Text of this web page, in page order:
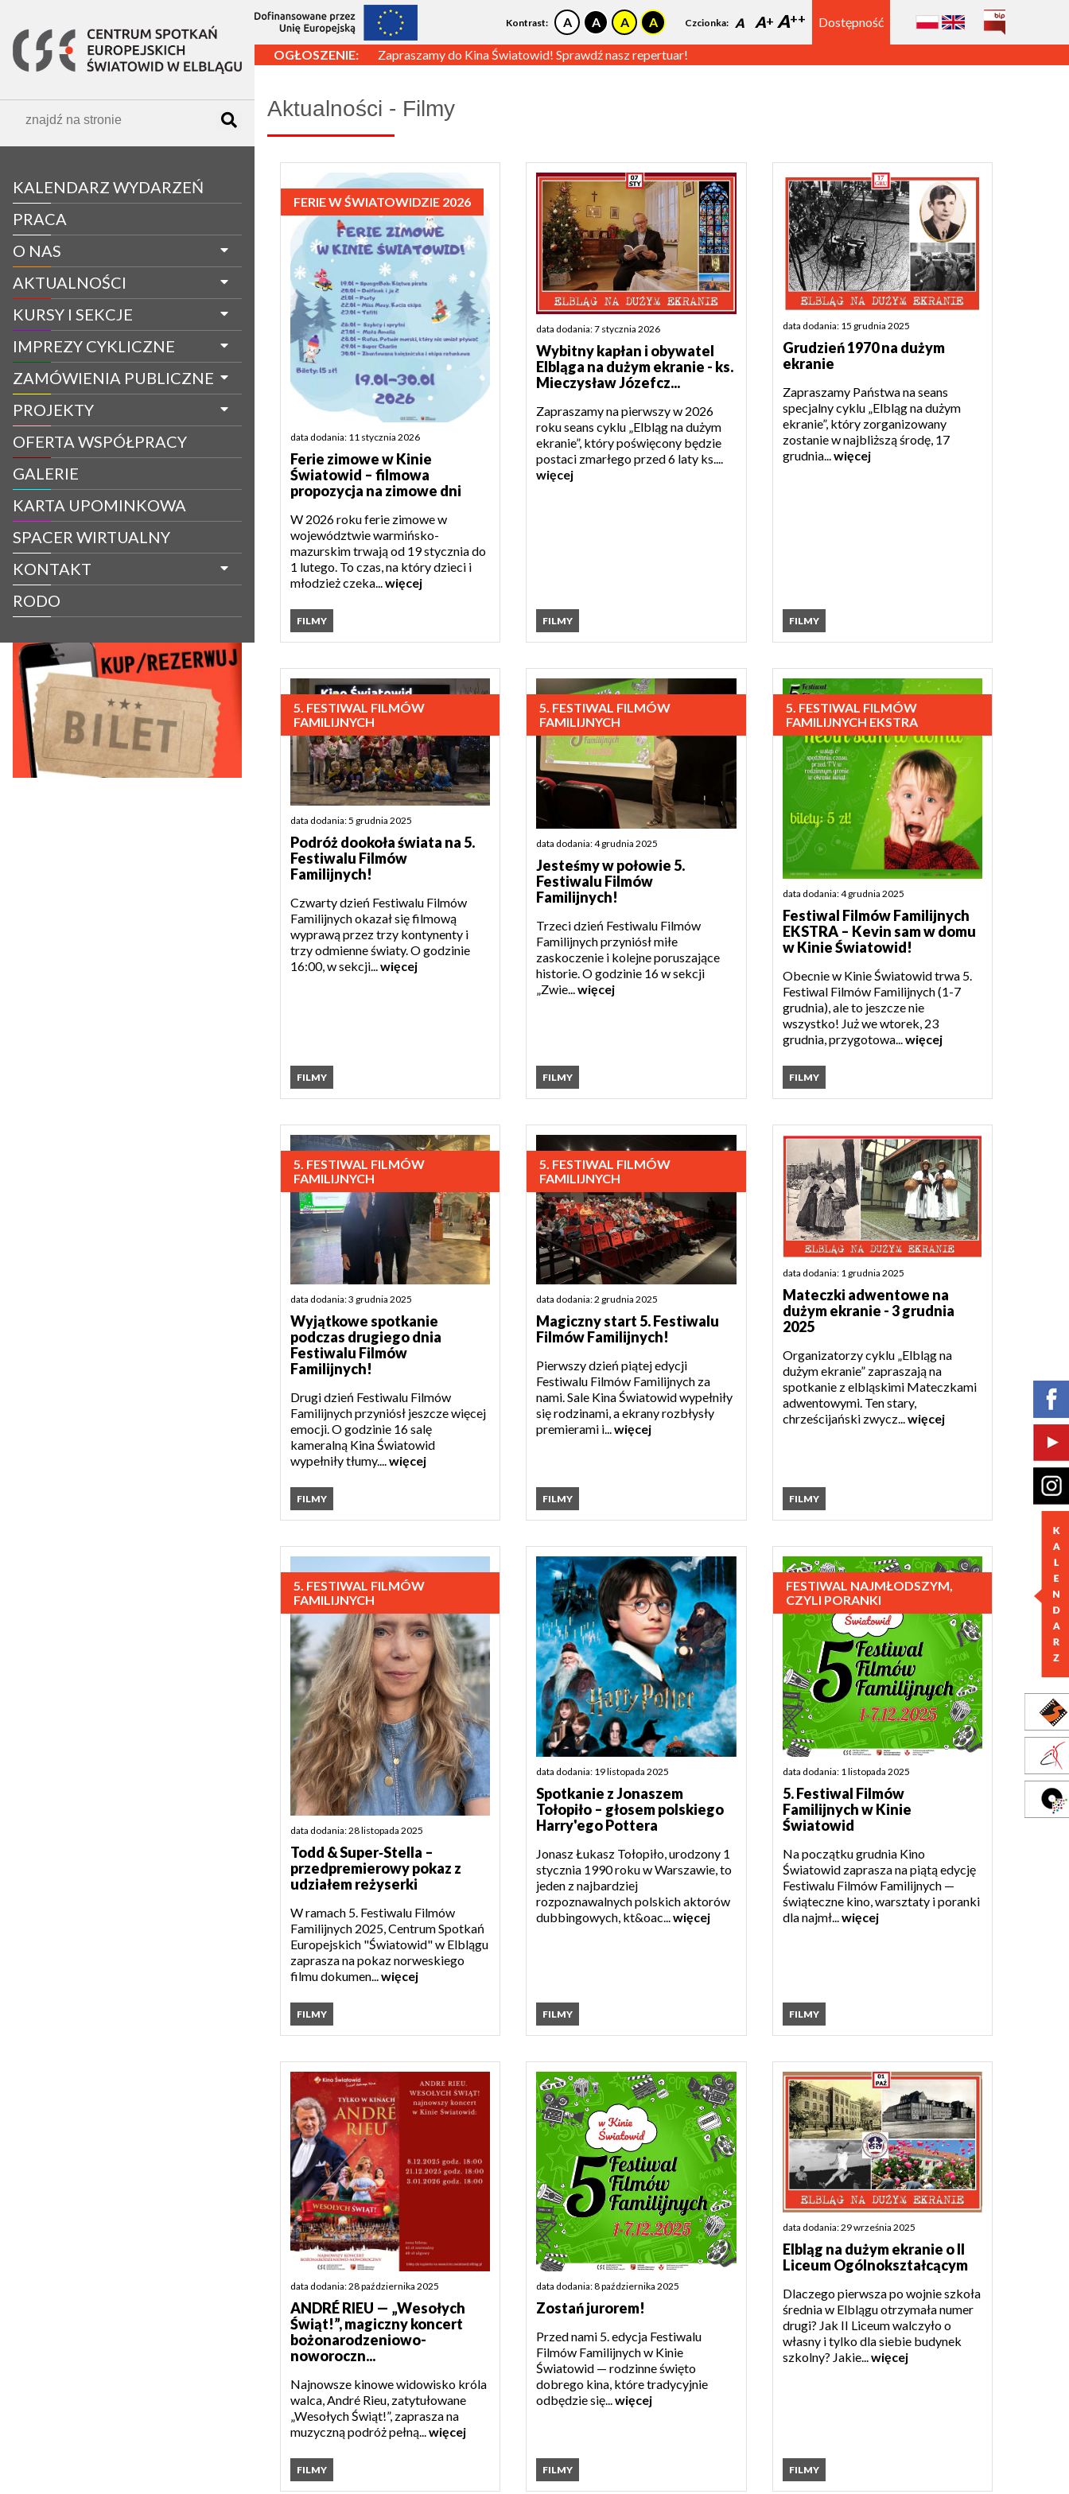
KALENDARZ WYDARZEŃ
PRACA
O NAS
AKTUALNOŚCI
KURSY I SEKCJE
IMPREZY CYKLICZNE
ZAMÓWIENIA PUBLICZNE
PROJEKTY
OFERTA WSPÓŁPRACY
GALERIE
KARTA UPOMINKOWA
SPACER WIRTUALNY
KONTAKT
RODO
Kontrast: Czcionka: A A A Dostępność
OGŁOSZENIE: Zapraszamy do Kina Światowid! Sprawdź nasz repertuar!
Aktualności - Filmy
FERIE W ŚWIATOWIDZIE 2026
data dodania: 11 stycznia 2026
Ferie zimowe w Kinie
Światowid – filmowa
propozycja na zimowe dni
W 2026 roku ferie zimowe w
województwie warmińsko-
mazurskim trwają od 19 stycznia do
1 lutego. To czas, na który dzieci i
młodzież czeka...więcej
FILMY
data dodania: 7 stycznia 2026
Wybitny kapłan i obywatel
Elbląga na dużym ekranie - ks.
Mieczysław Józefcz...
Zapraszamy na pierwszy w 2026
roku seans cyklu „Elbląg na dużym
ekranie”, który poświęcony będzie
postaci zmarłego przed 6 laty ks....
więcej
FILMY
data dodania: 15 grudnia 2025
Grudzień 1970 na dużym
ekranie
Zapraszamy Państwa na seans
specjalny cyklu „Elbląg na dużym
ekranie”, który zorganizowany
zostanie w najbliższą środę, 17
grudnia...więcej
FILMY
5. FESTIWAL FILMÓW
FAMILIJNYCH
data dodania: 5 grudnia 2025
Podróż dookoła świata na 5.
Festiwalu Filmów
Familijnych!
Czwarty dzień Festiwalu Filmów
Familijnych okazał się filmową
wyprawą przez trzy kontynenty i
trzy odmienne światy. O godzinie
16:00, w sekcji...więcej
FILMY
5. FESTIWAL FILMÓW
FAMILIJNYCH
data dodania: 4 grudnia 2025
Jesteśmy w połowie 5.
Festiwalu Filmów
Familijnych!
Trzeci dzień Festiwalu Filmów
Familijnych przyniósł miłe
zaskoczenie i kolejne poruszające
historie. O godzinie 16 w sekcji
„Zwie...więcej
FILMY
5. FESTIWAL FILMÓW
FAMILIJNYCH EKSTRA
data dodania: 4 grudnia 2025
Festiwal Filmów Familijnych
EKSTRA – Kevin sam w domu
w Kinie Światowid!
Obecnie w Kinie Światowid trwa 5.
Festiwal Filmów Familijnych (1-7
grudnia), ale to jeszcze nie
wszystko! Już we wtorek, 23
grudnia, przygotowa... więcej
FILMY
5. FESTIWAL FILMÓW
FAMILIJNYCH
data dodania: 3 grudnia 2025
Wyjątkowe spotkanie
podczas drugiego dnia
Festiwalu Filmów
Familijnych!
Drugi dzień Festiwalu Filmów
Familijnych przyniósł jeszcze więcej
emocji. O godzinie 16 salę
kameralną Kina Światowid
wypełniły tłumy....więcej
FILMY
5. FESTIWAL FILMÓW
FAMILIJNYCH
data dodania: 2 grudnia 2025
Magiczny start 5. Festiwalu
Filmów Familijnych!
Pierwszy dzień piątej edycji
Festiwalu Filmów Familijnych za
nami. Sale Kina Światowid wypełniły
się rodzinami, a ekrany rozbłysły
premierami i...więcej
FILMY
data dodania: 1 grudnia 2025
Mateczki adwentowe na
dużym ekranie - 3 grudnia
2025
Organizatorzy cyklu „Elbląg na
dużym ekranie” zapraszają na
spotkanie z elbląskimi Mateczkami
adwentowymi. Ten stary,
chrześcijański zwycz...więcej
FILMY
5. FESTIWAL FILMÓW
FAMILIJNYCH
data dodania: 28 listopada 2025
Todd & Super‑Stella –
przedpremierowy pokaz z
udziałem reżyserki
W ramach 5. Festiwalu Filmów
Familijnych 2025, Centrum Spotkań
Europejskich "Światowid" w Elblągu
zaprasza na pokaz norweskiego
filmu dokumen... więcej
FILMY
data dodania: 19 listopada 2025
Spotkanie z Jonaszem
Tołopiło – głosem polskiego
Harry'ego Pottera
Jonasz Łukasz Tołopiło, urodzony 1
stycznia 1990 roku w Warszawie, to
jeden z najbardziej
rozpoznawalnych polskich aktorów
dubbingowych, kt&oac...więcej
FILMY
FESTIWAL NAJMŁODSZYM,
CZYLI PORANKI
data dodania: 1 listopada 2025
5. Festiwal Filmów
Familijnych w Kinie
Światowid
Na początku grudnia Kino
Światowid zaprasza na piątą edycję
Festiwalu Filmów Familijnych —
świąteczne kino, warsztaty i poranki
dla najmł... więcej
FILMY
data dodania: 28 października 2025
ANDRÉ RIEU — „Wesołych
Świąt!”, magiczny koncert
bożonarodzeniowo-
noworoczn...
Najnowsze kinowe widowisko króla
walca, André Rieu, zatytułowane
„Wesołych Świąt!”, zaprasza na
muzyczną podróż pełną...więcej
FILMY
data dodania: 8 października 2025
Zostań jurorem!
Przed nami 5. edycja Festiwalu
Filmów Familijnych w Kinie
Światowid — rodzinne święto
dobrego kina, które tradycyjnie
odbędzie się...więcej
FILMY
data dodania: 29 września 2025
Elbląg na dużym ekranie o II
Liceum Ogólnokształcącym
Dlaczego pierwsza po wojnie szkoła
średnia w Elblągu otrzymała numer
drugi? Jak II Liceum walczyło o
własny i tylko dla siebie budynek
szkolny? Jakie...więcej
FILMY